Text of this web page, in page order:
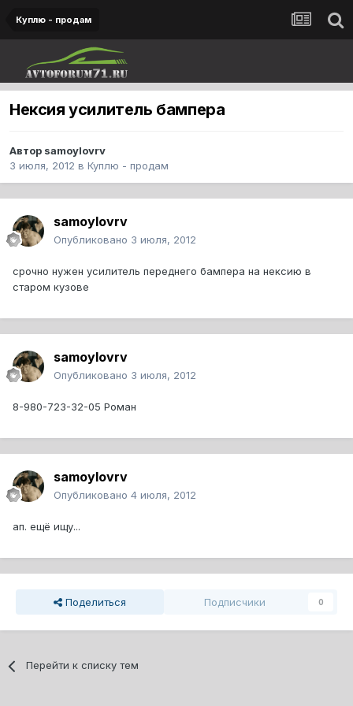
Куплю - продам
Нексия усилитель бампера
Автор samoylovrv
3 июля, 2012 в Куплю - продам
samoylovrv
Опубликовано 3 июля, 2012
срочно нужен усилитель переднего бампера на нексию в
старом кузове
samoylovrv
Опубликовано 3 июля, 2012
8-980-723-32-05 Роман
samoylovrv
Опубликовано 4 июля, 2012
ап. ещё ищу...
Поделиться Подписчики 0
Перейти к списку тем